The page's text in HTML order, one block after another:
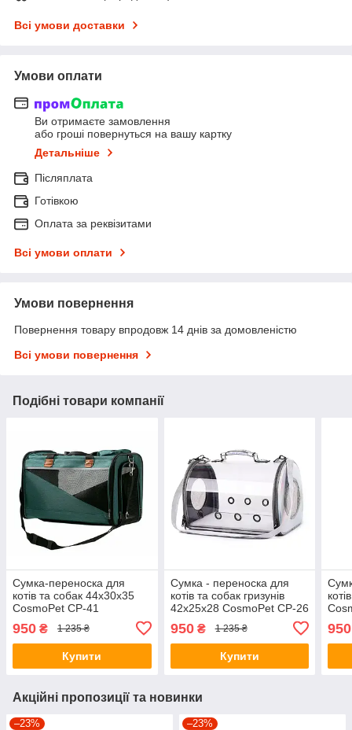
Всі умови доставки
Умови оплати
Ви отримаєте замовлення
або гроші повернуться на вашу картку
Детальніше
Післяплата
Готівкою
Оплата за реквізитами
Всі умови оплати
Умови повернення
Повернення товару впродовж 14 днів за домовленістю
Всі умови повернення
Подібні товари компанії
Сумка-переноска для
котів та собак 44х30х35
CosmoPet CP-41
950 ₴ 1 235 ₴
Купити
Сумка - переноска для
котів та собак гризунів
42х25х28 CosmoPet CP-26
950₴ 1 235 ₴
Купити
950
Акційні пропозиції та новинки
–23% –23%